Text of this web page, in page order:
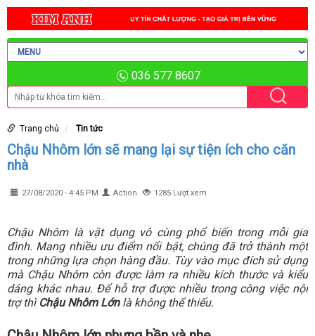
036 577 8607
Trang chủ Tin tức
Chậu Nhôm lớn sẽ mang lại sự tiện ích cho căn
nhà
27/08/2020 - 4:45 PM Action 1285 Lượt xem
Chậu Nhôm là vật dụng vô cùng phổ biến trong mỗi gia
đình. Mang nhiều ưu điểm nổi bật, chúng đã trở thành một
trong những lựa chọn hàng đầu. Tùy vào mục đích sử dụng
mà Chậu Nhôm còn được làm ra nhiều kích thước và kiểu
dáng khác nhau. Để hỗ trợ được nhiều trong công việc nội
trợ thì Chậu Nhôm Lớnlà không thể thiếu.